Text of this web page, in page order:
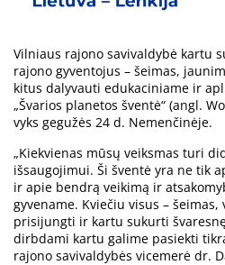
Vilniaus rajono savivaldybė kartu
rajono gyventojus – šeimas,
kitus dalyvauti edukaciniame ir
„Švarios planetos šventė“ (angl.
vyks gegužės 24 d. Nemenčinėje.
„Kiekvienas mūsų veiksmas turi
išsaugojimui. Ši šventė yra ne tik
ir apie bendrą veikimą ir
gyvename. Kviečiu visus –
prisijungti ir kartu sukurti
dirbdami kartu galime pasiekti
rajono savivaldybės vicemerė dr.